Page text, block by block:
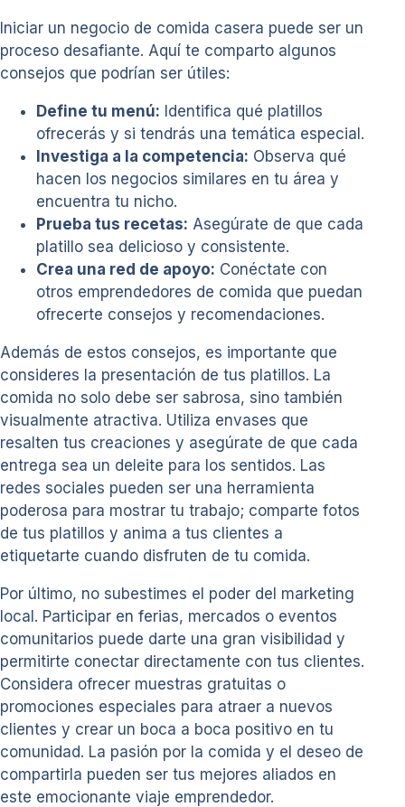
Iniciar un negocio de comida casera puede ser un
proceso desafiante. Aquí te comparto algunos
consejos que podrían ser útiles:
Define tu menú: Identifica qué platillos
ofrecerás y si tendrás una temática especial.
Investiga a la competencia: Observa qué
hacen los negocios similares en tu área y
encuentra tu nicho.
Prueba tus recetas: Asegúrate de que cada
platillo sea delicioso y consistente.
Crea una red de apoyo: Conéctate con
otros emprendedores de comida que puedan
ofrecerte consejos y recomendaciones.
Además de estos consejos, es importante que
consideres la presentación de tus platillos. La
comida no solo debe ser sabrosa, sino también
visualmente atractiva. Utiliza envases que
resalten tus creaciones y asegúrate de que cada
entrega sea un deleite para los sentidos. Las
redes sociales pueden ser una herramienta
poderosa para mostrar tu trabajo; comparte fotos
de tus platillos y anima a tus clientes a
etiquetarte cuando disfruten de tu comida.
Por último, no subestimes el poder del marketing
local. Participar en ferias, mercados o eventos
comunitarios puede darte una gran visibilidad y
permitirte conectar directamente con tus clientes.
Considera ofrecer muestras gratuitas o
promociones especiales para atraer a nuevos
clientes y crear un boca a boca positivo en tu
comunidad. La pasión por la comida y el deseo de
compartirla pueden ser tus mejores aliados en
este emocionante viaje emprendedor.